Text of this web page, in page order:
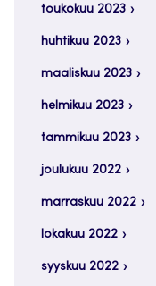
toukokuu 2023
huhtikuu 2023
maaliskuu 2023
helmikuu 2023
tammikuu 2023
joulukuu 2022
marraskuu 2022
lokakuu 2022
syyskuu 2022